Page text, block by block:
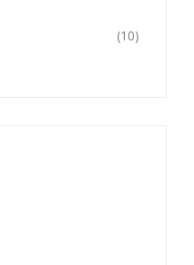
(10)